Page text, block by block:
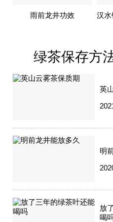
雨前龙井功效
绿茶保存方
英
明
放
喝